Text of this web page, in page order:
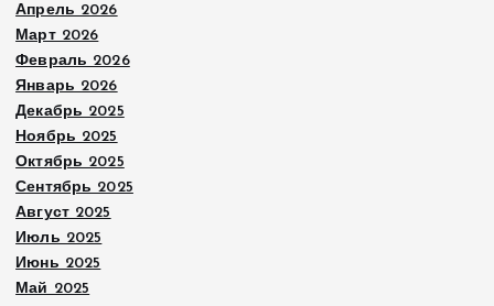
Апрель 2026
Март 2026
Февраль 2026
Январь 2026
Декабрь 2025
Ноябрь 2025
Октябрь 2025
Сентябрь 2025
Август 2025
Июль 2025
Июнь 2025
Май 2025